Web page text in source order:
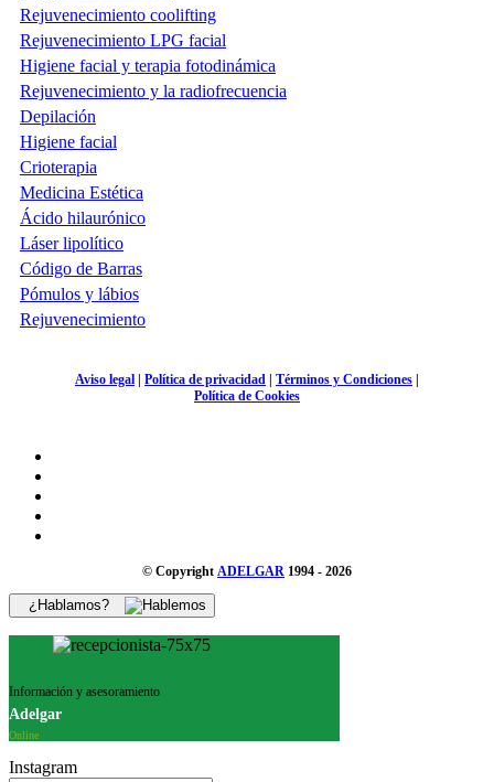
Rejuvenecimiento coolifting
Rejuvenecimiento LPG facial
Higiene facial y terapia fotodinámica
Rejuvenecimiento y la radiofrecuencia
Depilación
Higiene facial
Crioterapia
Medicina Estética
Ácido hilaurónico
Láser lipolítico
Código de Barras
Pómulos y lábios
Rejuvenecimiento
Aviso legal | Política de privacidad | Términos y Condiciones |
Política de Cookies
© Copyright ADELGAR 1994 - 2026
¿Hablamos?
Información y asesoramiento
Adelgar
Online
Instagram